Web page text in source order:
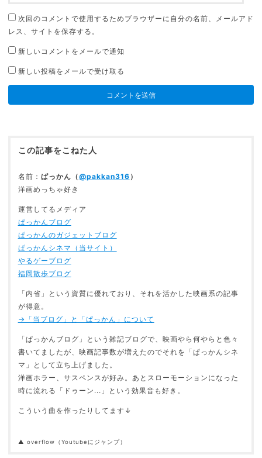
次回のコメントで使用するためブラウザーに自分の名前、メールアド
レス、サイトを保存する。
新しいコメントをメールで通知
新しい投稿をメールで受け取る
この記事をこねた人
名前： ぱっかん（@pakkan316 ）
洋画めっちゃ好き
運営してるメディア
ぱっかんブログ
ぱっかんのガジェットブログ
ぱっかんシネマ（当サイト）
やるゲーブログ
福岡散歩ブログ
「内省」という資質に優れており、それを活かした映画系の記事
が得意。
→「当ブログ」と「ぱっかん」について
「ぱっかんブログ」という雑記ブログで、映画やら何やらと色々
書いてましたが、映画記事数が増えたのでそれを「ぱっかんシネ
マ」として立ち上げました。
洋画ホラー、サスペンスが好み。あとスローモーションになった
時に流れる「ドゥーン...」という効果音も好き。
こういう曲を作ったりしてます↓
▲ overflow（Youtubeにジャンプ）